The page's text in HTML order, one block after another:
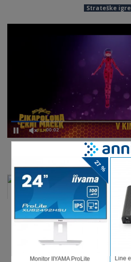
Strateške igre
00:02